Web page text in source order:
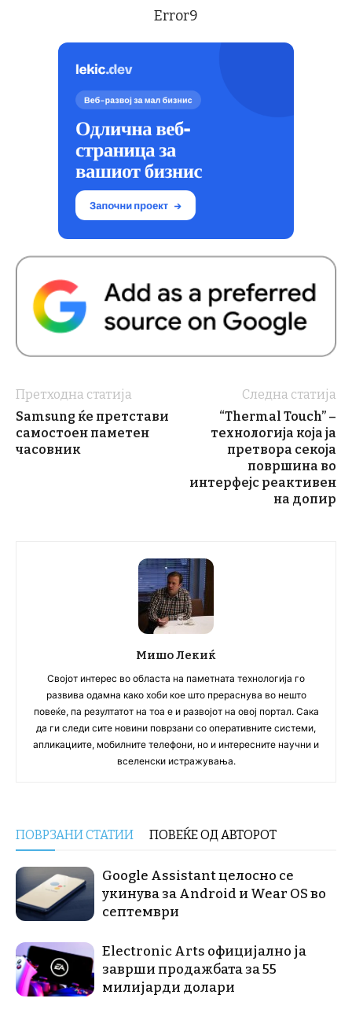
Error9
Претходна статија
Samsung ќе претстави
самостоен паметен
часовник
Следна статија
“Thermal Touch” –
технологија која ја
претвора секоја
површина во
интерфејс реактивен
на допир
Мишо Лекиќ
Својот интерес во областа на паметната технологија го
развива одамна како хоби кое што прераснува во нешто
повеќе, па резултатот на тоа е и развојот на овој портал. Сака
да ги следи сите новини поврзани со оперативните системи,
апликациите, мобилните телефони, но и интересните научни и
вселенски истражувања.
ПОВРЗАНИ СТАТИИ ПОВЕЌЕ ОД АВТОРОТ
Google Assistant целосно се
укинува за Android и Wear OS во
септември
Electronic Arts официјално ја
заврши продажбата за 55
милијарди долари